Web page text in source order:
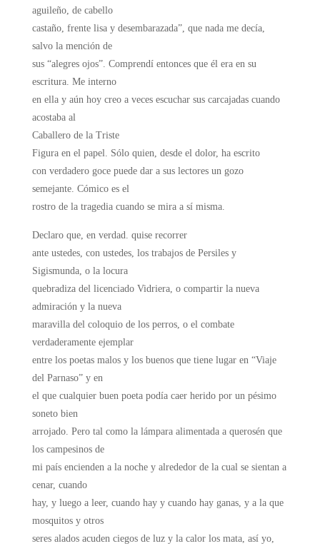
aguileño, de cabello
castaño, frente lisa y desembarazada”, que nada me decía,
salvo la mención de
sus “alegres ojos”. Comprendí entonces que él era en su
escritura. Me interno
en ella y aún hoy creo a veces escuchar sus carcajadas cuando
acostaba al
Caballero de la Triste
Figura en el papel. Sólo quien, desde el dolor, ha escrito
con verdadero goce puede dar a sus lectores un gozo
semejante. Cómico es el
rostro de la tragedia cuando se mira a sí misma.
Declaro que, en verdad. quise recorrer
ante ustedes, con ustedes, los trabajos de Persiles y
Sigismunda, o la locura
quebradiza del licenciado Vidriera, o compartir la nueva
admiración y la nueva
maravilla del coloquio de los perros, o el combate
verdaderamente ejemplar
entre los poetas malos y los buenos que tiene lugar en “Viaje
del Parnaso” y en
el que cualquier buen poeta podía caer herido por un pésimo
soneto bien
arrojado. Pero tal como la lámpara alimentada a querosén que
los campesinos de
mi país encienden a la noche y alrededor de la cual se sientan a
cenar, cuando
hay, y luego a leer, cuando hay y cuando hay ganas, y a la que
mosquitos y otros
seres alados acuden ciegos de luz y la calor los mata, así yo,